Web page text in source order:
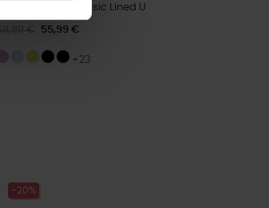
Zuecos unisex Classic Lined U
55,99 €
+23
-20%